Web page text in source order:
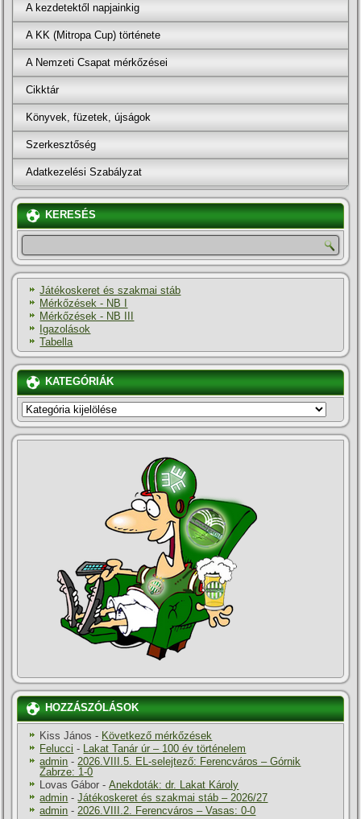
A kezdetektől napjainkig
A KK (Mitropa Cup) története
A Nemzeti Csapat mérkőzései
Cikktár
Könyvek, füzetek, újságok
Szerkesztőség
Adatkezelési Szabályzat
KERESÉS
Játékoskeret és szakmai stáb
Mérkőzések - NB I
Mérkőzések - NB III
Igazolások
Tabella
KATEGÓRIÁK
KATEGÓRIÁK
HOZZÁSZÓLÁSOK
Kiss János - Következő mérkőzések
Felucci -
Lakat Tanár úr – 100 év történelem
admin - 2026.VIII.5. EL-selejtező: Ferencváros – Górnik
Zabrze: 1-0
Lovas Gábor -Anekdoták: dr. Lakat Károly
admin -Játékoskeret és szakmai stáb – 2026/27
admin - 2026.VIII.2. Ferencváros – Vasas: 0-0